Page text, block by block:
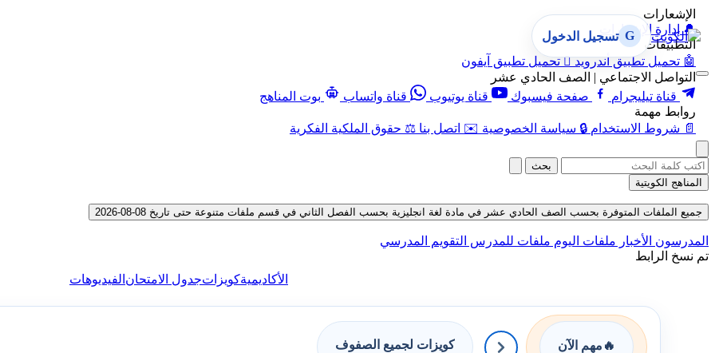
الإشعارات
🔔 إدارة الإشعارات
التطبيقات
🤖 تحميل تطبيق أندرويد  تحميل تطبيق آيفون
التواصل الاجتماعي | الصف الحادي عشر
قناة تيليجرام
صفحة فيسبوك قناة يوتيوب قناة واتساب
بوت المناهج
روابط مهمة
📄 شروط الاستخدام 🔒 سياسة الخصوصية ✉️ اتصل بنا ⚖️ حقوق الملكية الفكرية
G تسجيل الدخول
بحث
المناهج الكويتية
جميع الملفات المتوفرة بحسب الصف الحادي عشر في مادة لغة انجليزية بحسب الفصل الثاني في قسم ملفات متنوعة حتى تاريخ 08-08-2026
المدرسون الأخبار ملفات اليوم ملفات للمدرس التقويم المدرسي
تم نسخ الرابط
الأكاديميةكويزاتجدول الامتحان الفيديوهات
🔥 مهم الآن كويزات لجميع الصفوف